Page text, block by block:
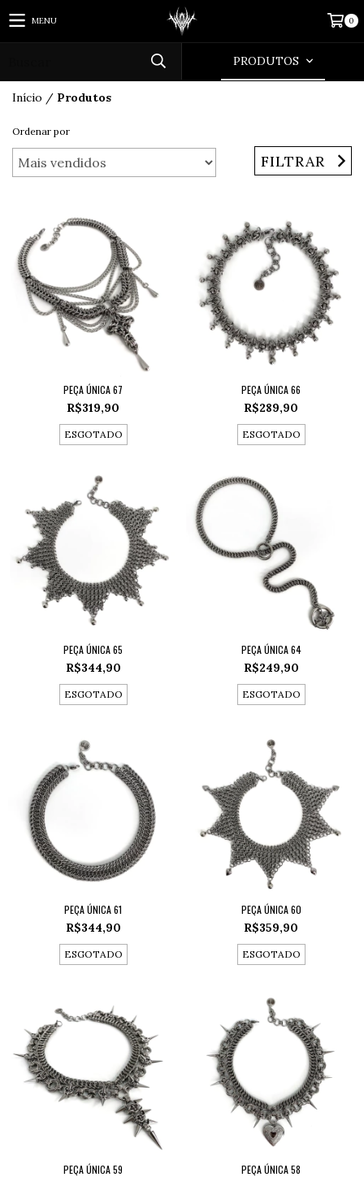
MENU 0
PRODUTOS
Início / Produtos
Ordenar por
FILTRAR
PEÇA ÚNICA 67
R$319,90
ESGOTADO
PEÇA ÚNICA 66
R$289,90
ESGOTADO
PEÇA ÚNICA 65
R$344,90
ESGOTADO
PEÇA ÚNICA 64
R$249,90
ESGOTADO
PEÇA ÚNICA 61
R$344,90
ESGOTADO
PEÇA ÚNICA 60
R$359,90
ESGOTADO
PEÇA ÚNICA 59 PEÇA ÚNICA 58